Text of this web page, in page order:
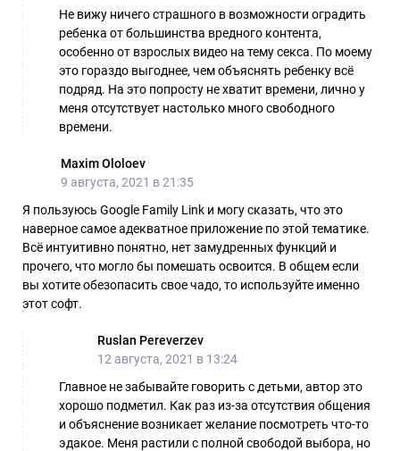
Не вижу ничего страшного в возможности оградить
ребенка от большинства вредного контента,
особенно от взрослых видео на тему секса. По моему
это гораздо выгоднее, чем объяснять ребенку всё
подряд. На это попросту не хватит времени, лично у
меня отсутствует настолько много свободного
времени.
Maxim Ololoev
9 августа, 2021 в 21:35
Я пользуюсь Google Family Link и могу сказать, что это
наверное самое адекватное приложение по этой тематике.
Всё интуитивно понятно, нет замудренных функций и
прочего, что могло бы помешать освоится. В общем если
вы хотите обезопасить свое чадо, то используйте именно
этот софт.
Ruslan Pereverzev
12 августа, 2021 в 13:24
Главное не забывайте говорить с детьми, автор это
хорошо подметил. Как раз из-за отсутствия общения
и объяснение возникает желание посмотреть что-то
эдакое. Меня растили с полной свободой выбора, но